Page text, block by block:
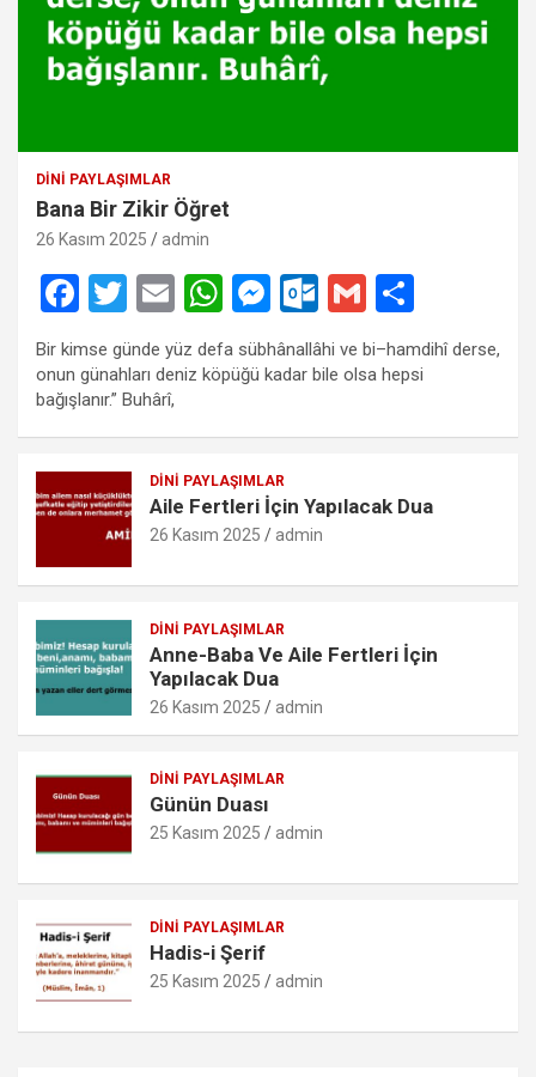
DINI PAYLAŞIMLAR
Bana Bir Zikir Öğret
26 Kasım 2025 admin
F
ce
b
o
o
k
T
wi
tt
er
E
m
ail
W
h
at
A
p
p
M
es
se
g
er
O
ut
lo
k.
o
G
m
ail
h
ar
Bir kimse günde yüz defa sübhânallâhi ve bi–hamdihî derse,
onun günahları deniz köpüğü kadar bile olsa hepsi
bağışlanır.” Buhârî,
DINI PAYLAŞIMLAR
Aile Fertleri İçin Yapılacak Dua
26 Kasım 2025 admin
DINI PAYLAŞIMLAR
Anne-Baba Ve Aile Fertleri İçin
Yapılacak Dua
26 Kasım 2025 admin
DINI PAYLAŞIMLAR
Günün Duası
25 Kasım 2025 admin
DINI PAYLAŞIMLAR
Hadis-i Şerif
25 Kasım 2025 admin